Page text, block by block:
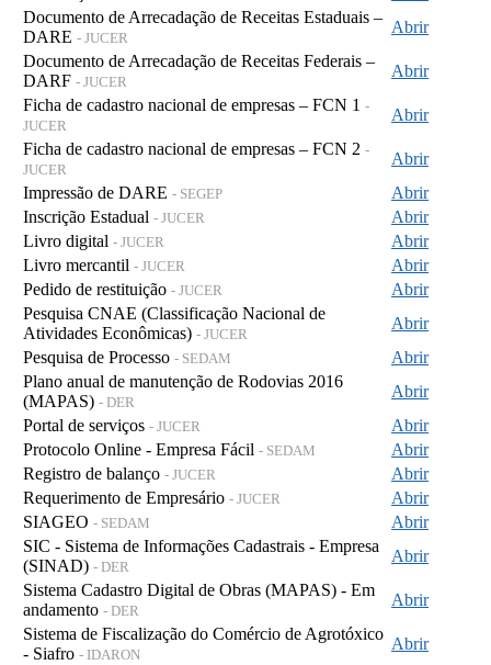
Documento de Arrecadação de Receitas Estaduais –
DARE - JUCER
Abrir
Documento de Arrecadação de Receitas Federais –
DARF - JUCER
Abrir
Ficha de cadastro nacional de empresas – FCN 1 -
JUCER
Abrir
Ficha de cadastro nacional de empresas – FCN 2 -
JUCER
Abrir
Impressão de DARE - SEGEP
Abrir
Inscrição Estadual - JUCER
Abrir
Livro digital - JUCER
Abrir
Livro mercantil - JUCER
Abrir
Pedido de restituição - JUCER
Abrir
Pesquisa CNAE (Classificação Nacional de
Atividades Econômicas) - JUCER
Abrir
Pesquisa de Processo - SEDAM
Abrir
Plano anual de manutenção de Rodovias 2016
(MAPAS) - DER
Abrir
Portal de serviços - JUCER
Abrir
Protocolo Online - Empresa Fácil - SEDAM
Abrir
Registro de balanço - JUCER
Abrir
Requerimento de Empresário - JUCER
Abrir
SIAGEO - SEDAM
Abrir
SIC - Sistema de Informações Cadastrais - Empresa
(SINAD) - DER
Abrir
Sistema Cadastro Digital de Obras (MAPAS) - Em
andamento - DER
Abrir
Sistema de Fiscalização do Comércio de Agrotóxico
- Siafro - IDARON
Abrir